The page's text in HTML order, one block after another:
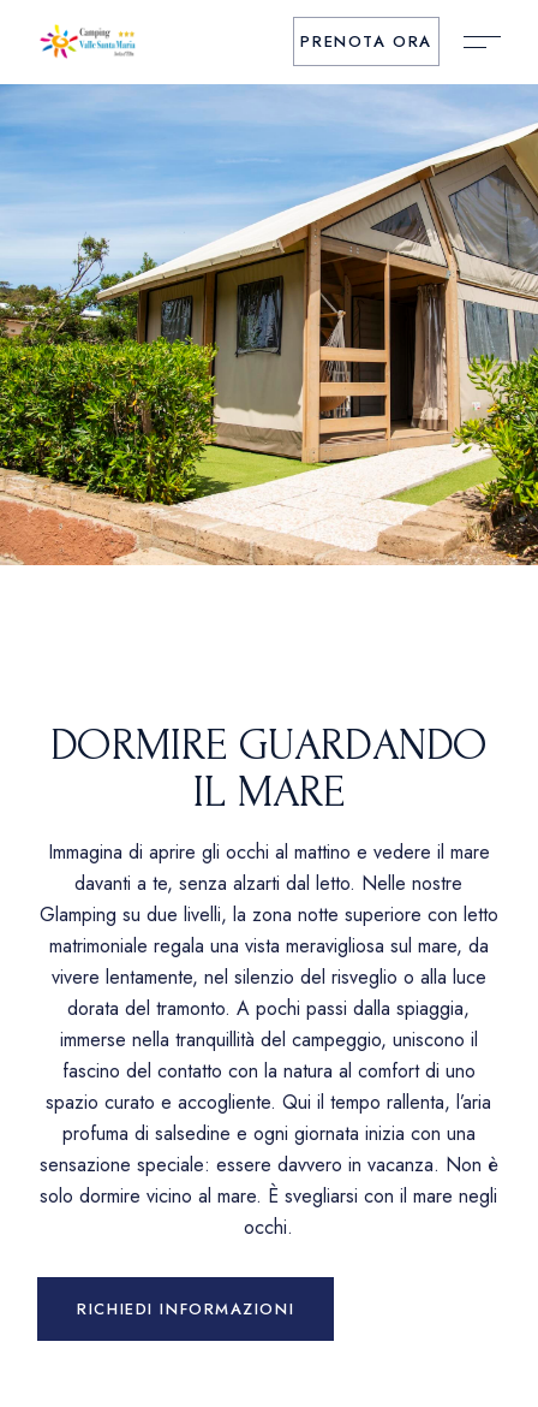
PRENOTA ORA
DORMIRE GUARDANDO
IL MARE
Immagina di aprire gli occhi al mattino e vedere il mare
davanti a te, senza alzarti dal letto. Nelle nostre
Glamping su due livelli, la zona notte superiore con letto
matrimoniale regala una vista meravigliosa sul mare, da
vivere lentamente, nel silenzio del risveglio o alla luce
dorata del tramonto. A pochi passi dalla spiaggia,
immerse nella tranquillità del campeggio, uniscono il
fascino del contatto con la natura al comfort di uno
spazio curato e accogliente. Qui il tempo rallenta, l’aria
profuma di salsedine e ogni giornata inizia con una
sensazione speciale: essere davvero in vacanza. Non è
solo dormire vicino al mare. È svegliarsi con il mare negli
occhi.
RICHIEDI INFORMAZIONI